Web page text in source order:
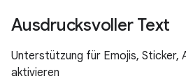
Ausdrucksvoller Text
Unterstützung für Emojis, Sticker,
aktivieren